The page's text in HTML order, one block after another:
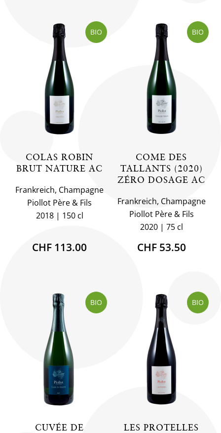
BIO
COLAS ROBIN
BRUT NATURE AC
Frankreich, Champagne
Piollot Père & Fils
2018
150 cl
CHF 113.00
BIO
COME DES
TALLANTS (2020)
ZÉRO DOSAGE AC
Frankreich, Champagne
Piollot Père & Fils
2020
75 cl
CHF 53.50
BIO
CUVÉE DE
BIO
LES PROTELLES